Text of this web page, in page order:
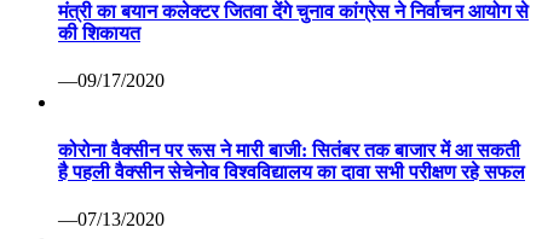
मंत्री का बयान कलेक्टर जितवा देंगे चुनाव कांग्रेस ने निर्वाचन आयोग से
की शिकायत
—09/17/2020
कोरोना वैक्सीन पर रूस ने मारी बाजी: सितंबर तक बाजार में आ सकती
है पहली वैक्सीन सेचेनोव विश्वविद्यालय का दावा सभी परीक्षण रहे सफल
—07/13/2020